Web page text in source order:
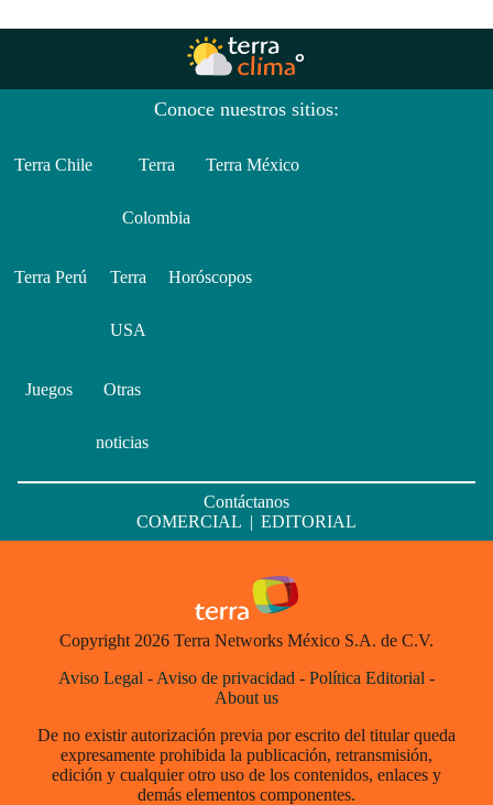
Conoce nuestros sitios:
Terra Chile Terra
Colombia
Terra México
Terra Perú Terra
USA
Horóscopos
Juegos Otras
noticias
Contáctanos
COMERCIAL | EDITORIAL
Copyright 2026 Terra Networks México S.A. de C.V.
Aviso Legal - Aviso de privacidad - Política Editorial -
About us
De no existir autorización previa por escrito del titular queda
expresamente prohibida la publicación, retransmisión,
edición y cualquier otro uso de los contenidos, enlaces y
demás elementos componentes.